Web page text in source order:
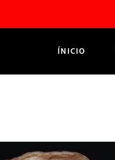
ÍNICIO